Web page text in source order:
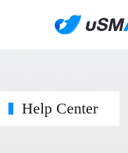
Help Center